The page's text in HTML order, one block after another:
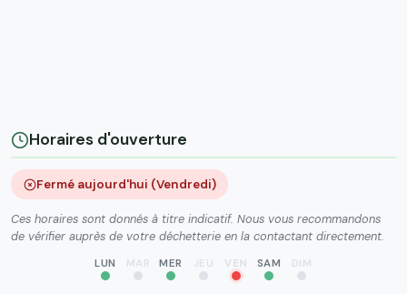
Horaires d'ouverture
Fermé aujourd'hui (Vendredi)
Ces horaires sont donnés à titre indicatif. Nous vous recommandons
de vérifier auprès de votre déchetterie en la contactant directement.
LUN MAR MER JEU VEN SAM DIM